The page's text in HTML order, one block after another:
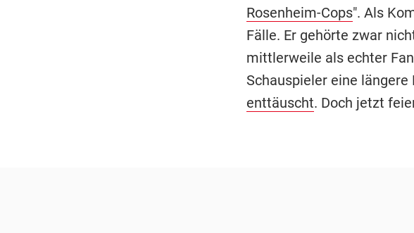
Rosenheim-Cops". Als
Fälle. Er gehörte zwar
mittlerweile als echter
Schauspieler eine längere
enttäuscht. Doch jetzt